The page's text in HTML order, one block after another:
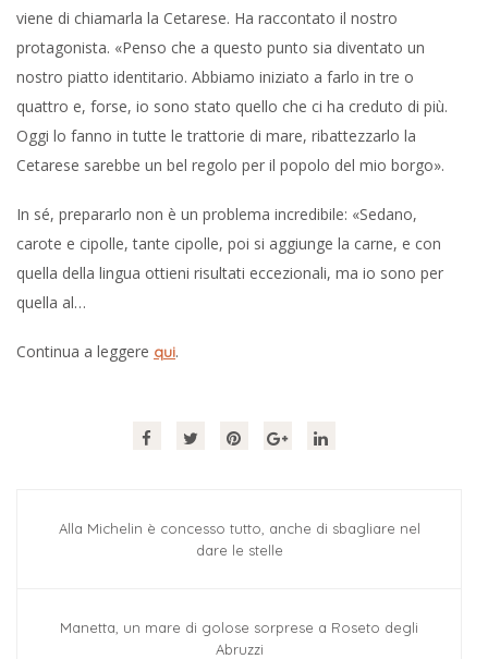
viene di chiamarla la Cetarese. Ha raccontato il nostro
protagonista. «Penso che a questo punto sia diventato un
nostro piatto identitario. Abbiamo iniziato a farlo in tre o
quattro e, forse, io sono stato quello che ci ha creduto di più.
Oggi lo fanno in tutte le trattorie di mare, ribattezzarlo la
Cetarese sarebbe un bel regolo per il popolo del mio borgo».
In sé, prepararlo non è un problema incredibile: «Sedano,
carote e cipolle, tante cipolle, poi si aggiunge la carne, e con
quella della lingua ottieni risultati eccezionali, ma io sono per
quella al…
Continua a leggere qui.
Alla Michelin è concesso tutto, anche di sbagliare nel
dare le stelle
Manetta, un mare di golose sorprese a Roseto degli
Abruzzi